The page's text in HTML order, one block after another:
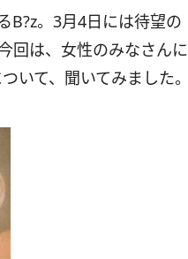
B?z。3月4日には待望の
回は、女性のみなさんに
いて、聞いてみました。